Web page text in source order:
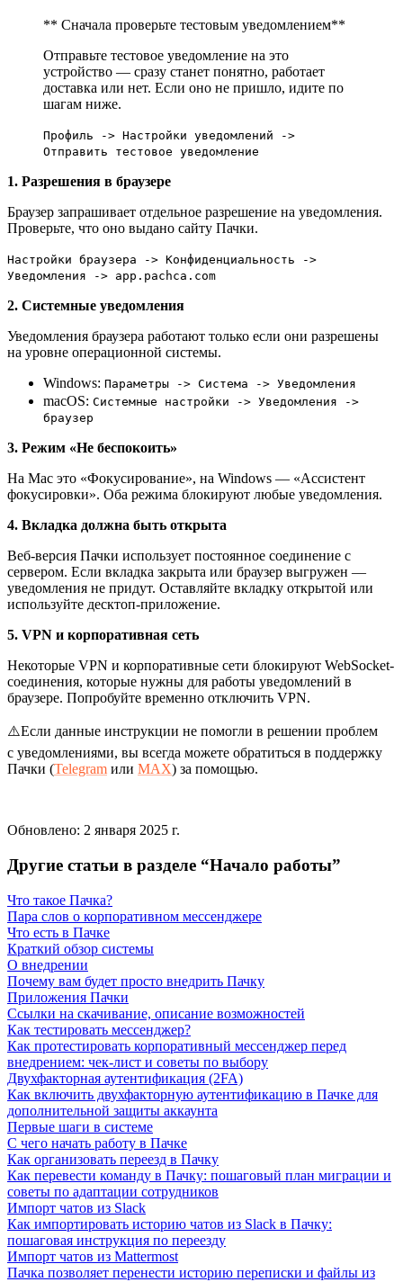
** Сначала проверьте тестовым уведомлением**
Отправьте тестовое уведомление на это
устройство — сразу станет понятно, работает
доставка или нет. Если оно не пришло, идите по
шагам ниже.
Профиль -> Настройки уведомлений ->
Отправить тестовое уведомление
1. Разрешения в браузере
Браузер запрашивает отдельное разрешение на уведомления.
Проверьте, что оно выдано сайту Пачки.
Настройки браузера -> Конфиденциальность ->
Уведомления -> app.pachca.com
2. Системные уведомления
Уведомления браузера работают только если они разрешены
на уровне операционной системы.
Windows: Параметры -> Система -> Уведомления
macOS: Системные настройки -> Уведомления ->
браузер
3. Режим «Не беспокоить»
На Mac это «Фокусирование», на Windows — «Ассистент
фокусировки». Оба режима блокируют любые уведомления.
4. Вкладка должна быть открыта
Веб-версия Пачки использует постоянное соединение с
сервером. Если вкладка закрыта или браузер выгружен —
уведомления не придут. Оставляйте вкладку открытой или
используйте десктоп-приложение.
5. VPN и корпоративная сеть
Некоторые VPN и корпоративные сети блокируют WebSocket-
соединения, которые нужны для работы уведомлений в
браузере. Попробуйте временно отключить VPN.
⚠️Если данные инструкции не помогли в решении проблем
с уведомлениями, вы всегда можете обратиться в поддержку
Пачки (Telegram или MAX) за помощью.
Обновлено: 2 января 2025 г.
Другие статьи в разделе “Начало работы”
Что такое Пачка?
Пара слов о корпоративном мессенджере
Что есть в Пачке
Краткий обзор системы
О внедрении
Почему вам будет просто внедрить Пачку
Приложения Пачки
Ссылки на скачивание, описание возможностей
Как тестировать мессенджер?
Как протестировать корпоративный мессенджер перед
внедрением: чек-лист и советы по выбору
Двухфакторная аутентификация (2FA)
Как включить двухфакторную аутентификацию в Пачке для
дополнительной защиты аккаунта
Первые шаги в системе
С чего начать работу в Пачке
Как организовать переезд в Пачку
Как перевести команду в Пачку: пошаговый план миграции и
советы по адаптации сотрудников
Импорт чатов из Slack
Как импортировать историю чатов из Slack в Пачку:
пошаговая инструкция по переезду
Импорт чатов из Mattermost
Пачка позволяет перенести историю переписки и файлы из